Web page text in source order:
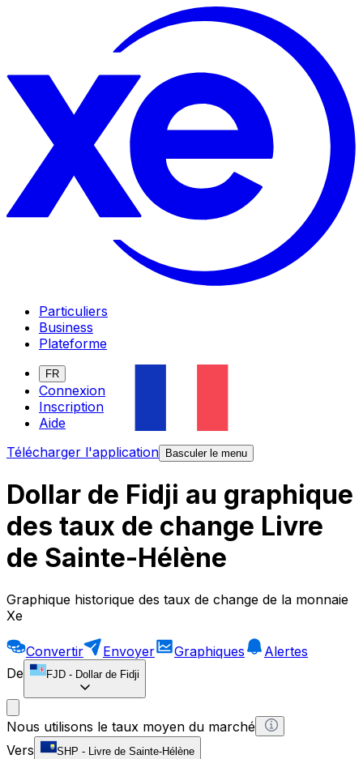
Particuliers
Business
Plateforme
FR
Connexion
Inscription
Aide
Télécharger l'application
Basculer le menu
Dollar de Fidji au graphique
des taux de change Livre
de Sainte-Hélène
Graphique historique des taux de change de la monnaie
Xe
Convertir Envoyer Graphiques
Alertes
De
FJD - Dollar de Fidji
Nous utilisons le taux moyen du marché
Vers
SHP - Livre de Sainte-Hélène